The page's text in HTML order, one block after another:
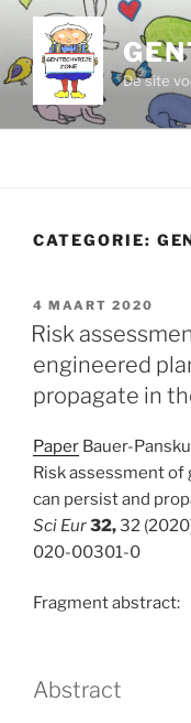
de
inhoud
De site
CATEGORIE:
GEPLAATST
OP
4 MAART 2020
Risk
engineered
propagate in
Paper Bauer-
Risk assessment
can persist and
Sci Eur32,32
020-00301-0
Fragment abstract:
Abstract